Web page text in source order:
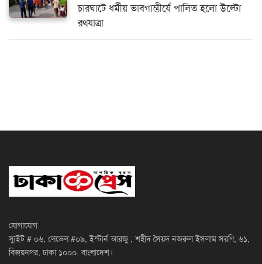
চারঘাটে ধর্মীয় ভাবগাম্ভীর্যে পালিত হলো উল্টো
রথযাত্রা
যোগাযোগ
স্যুইট # ০৬, লেভেল #০৯, ইস্টার্ন আরজু , শহীদ সৈয়দ নজরুল ইসলাম সরণি, ৬১,
বিজয়নগর, ঢাকা ১০০০, বাংলাদেশ।